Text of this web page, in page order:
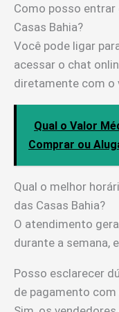
Como posso
Casas Bahia?
Você pode ligar
acessar o chat
diretamente com o
Qual o Valor
Comprar ou
Qual o melhor
das Casas Bahia?
O atendimento
durante a semana,
Posso esclarecer
de pagamento com